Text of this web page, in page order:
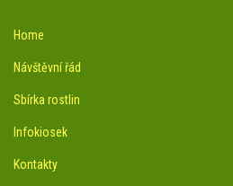
Home
Návštěvní řád
Sbírka rostlin
Infokiosek
Kontakty